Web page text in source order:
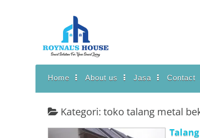
Home About us Jasa Contact
Kategori: toko talang metal